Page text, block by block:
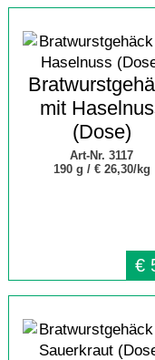
mit
(Dose)
Art-Nr. 3117
190 g / € 26,30/kg
€